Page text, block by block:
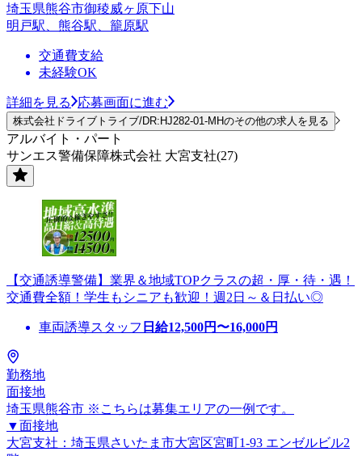
埼玉県熊谷市御稜威ヶ原下山
明戸駅、熊谷駅、籠原駅
交通費支給
未経験OK
詳細を見る 応募画面に進む
株式会社ドライブトライブ/DR:HJ282-01-MHのその他の求人を見る
アルバイト・パート
サンエス警備保障株式会社 大宮支社(27)
【交通誘導警備】業界＆地域TOPクラスの超・厚・待・遇！
交通費全額！学生もシニアも歓迎！週2日～＆日払い◎
車両誘導スタッフ 日給12,500円〜16,000円
勤務地
面接地
埼玉県熊谷市 ※こちらは募集エリアの一例です。
▼面接地
大宮支社：埼玉県さいたま市大宮区宮町1-93 エンゼルビル2